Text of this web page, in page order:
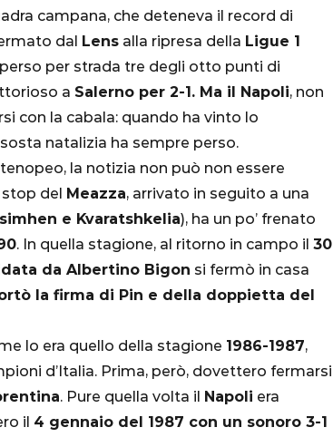
campana, che deteneva il record di
dal Lens alla ripresa della Ligue 1
per strada tre degli otto punti di
a Salerno per 2-1. Ma il Napoli, non
con la cabala: quando ha vinto lo
natalizia ha sempre perso.
la notizia non può non essere
del Meazza, arrivato in seguito a una
e Kvaratshkelia), ha un po’ frenato
. In quella stagione, al ritorno in campo il 30
da Albertino Bigon si fermò in casa
la firma di Pin e della doppietta del
lo era quello della stagione 1986-1987,
d’Italia. Prima, però, dovettero fermarsi
. Pure quella volta il Napoli era
il 4 gennaio del 1987 con un sonoro 3-1
Qatar 2022, Brasile
già qualificato agli
Ottavi di Finale